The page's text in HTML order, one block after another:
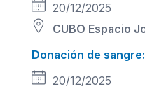
20/12/2025
CUBO Espacio
Donación de
20/12/2025